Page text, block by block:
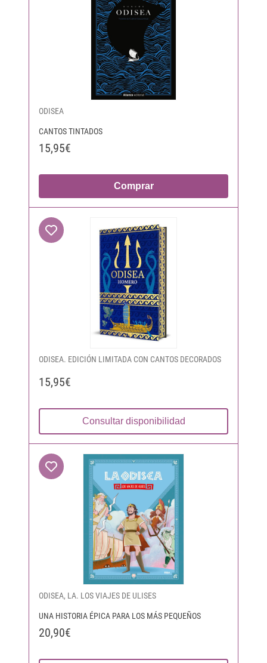
ODISEA
CANTOS TINTADOS
15,95€
Comprar
ODISEA. EDICIÓN LIMITADA CON CANTOS DECORADOS
15,95€
Consultar disponibilidad
ODISEA, LA. LOS VIAJES DE ULISES
UNA HISTORIA ÉPICA PARA LOS MÁS PEQUEÑOS
20,90€